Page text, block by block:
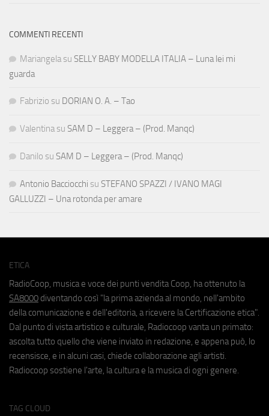
COMMENTI RECENTI
Mariangela su SELLY BABY MODELLA ITALIA – Luna lei mi
guarda
Fabrizio su DORIAN O. A. – Tao
Valentina su SAM D – Leggera – (Prod. Manqc)
Danilo su SAM D – Leggera – (Prod. Manqc)
Antonio Bacciocchi su STEFANO SPAZZI / IVANO MAGI
GALLUZZI – Una rotonda per amare
ETICA
RadioCoop, musica e voce dei punti vendita Coop, ha ottenuto la
SA8000 diventando così "la prima azienda al mondo, nell'ambito
della comunicazione e dell'editoria, a ricevere la Certificazione etica".
Dal punto di vista artistico e culturale, Radiocoop vanta un primato:
ascolta tutto quello che viene inviato in redazione, e appena può, lo
recensisce, e in alcuni casi, chiede collaborazione agli artisti.
Radiocoop sostiene l'arte, la cultura e la musica di ogni genere.
TAG CLOUD